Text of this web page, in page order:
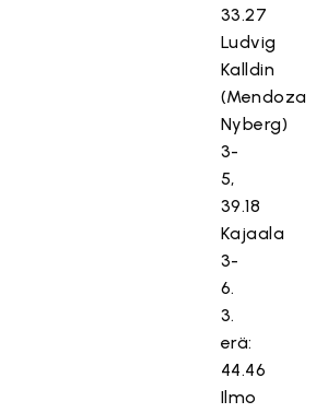
33.27
Ludvig
Kalldin
(Mendoza
Nyberg)
3-
5,
39.18
Kajaala
3-
6.
3.
erä:
44.46
Ilmo